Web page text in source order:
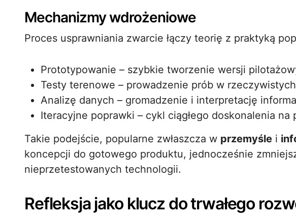
Mechanizmy wdrożeniowe
Proces usprawniania zwarcie łączy teorię z praktyką
Prototypowanie – szybkie tworzenie wersji
Testy terenowe – prowadzenie prób w
Analizę danych – gromadzenie i interpretację
Iteracyjne poprawki – cykl ciągłego doskonalenia
Takie podejście, popularne zwłaszcza w przemyśle i
koncepcji do gotowego produktu, jednocześnie
nieprzetestowanych technologii.
Refleksja jako klucz do trwałego